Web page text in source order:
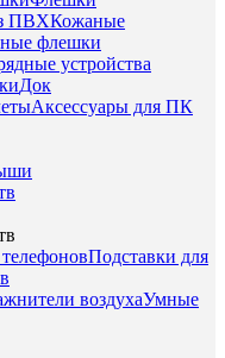
ПВХКожаные
флешки
устройства
Док
Аксессуары для ПК
Подставки для
воздухаУмные